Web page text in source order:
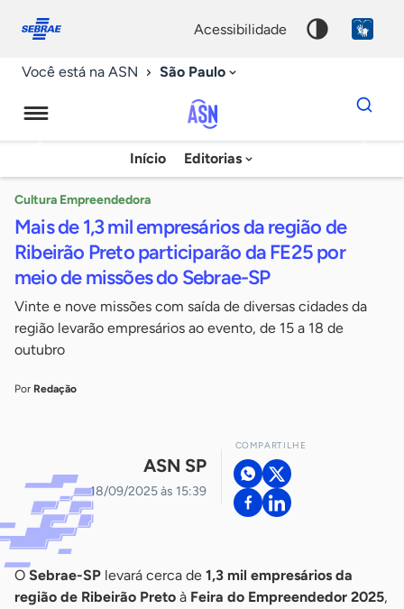
conosco
acessibilidade
Você está na ASN São Paulo
Agência
Sebrae
Notícias
Início Editorias
Dados
para
chave
Cultura Empreendedora
Mais de 1,3 mil empresários da região de
Ribeirão Preto participarão da FE25 por
meio de missões do Sebrae-SP
Vinte e nove missões com saída de diversas cidades da
região levarão empresários ao evento, de 15 a 18 de
outubro
Por Redação
ASN SP
18/09/2025 às 15:39
COMPARTILHE
O Sebrae-SP levará cerca de 1,3 mil empresários da
região de Ribeirão Preto à Feira do Empreendedor 2025,